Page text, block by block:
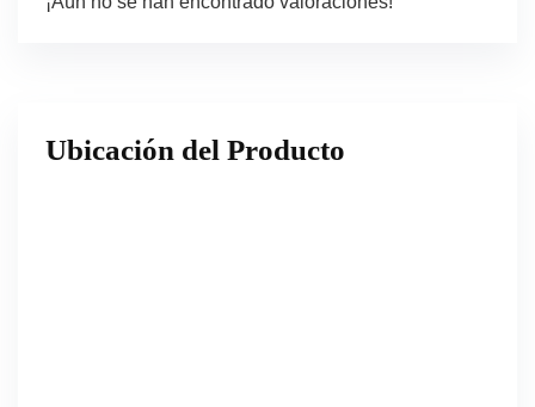
Ubicación del Producto